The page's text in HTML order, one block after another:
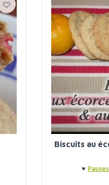
Biscuits au
♥